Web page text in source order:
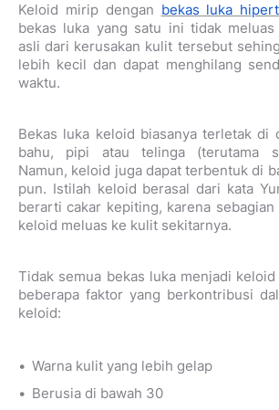
Keloid mirip dengan bekas luka
bekas luka yang satu ini tidak
asli dari kerusakan kulit tersebut
lebih kecil dan dapat menghilang
waktu.
Bekas luka keloid biasanya terletak di
bahu, pipi atau telinga (terutama
Namun, keloid juga dapat terbentuk di
pun. Istilah keloid berasal dari kata
berarti cakar kepiting, karena
keloid meluas ke kulit sekitarnya.
Tidak semua bekas luka menjadi
beberapa faktor yang berkontribusi
keloid:
Warna kulit yang lebih gelap
Berusia di bawah 30